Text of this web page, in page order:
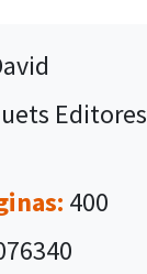
Editores
400